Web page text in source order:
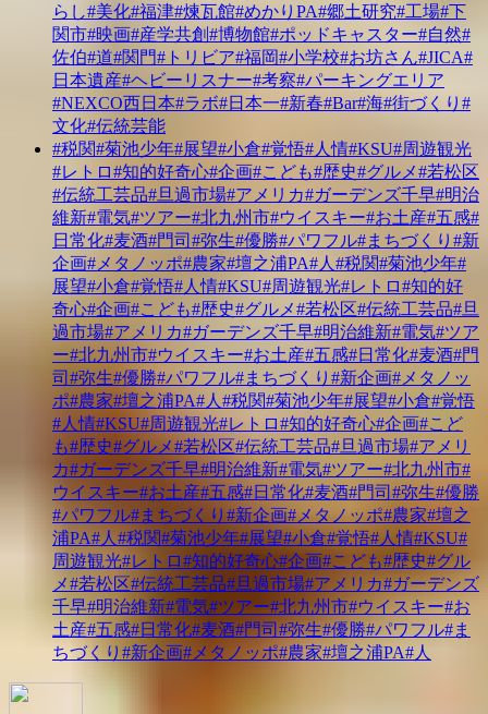
らし#美化#福津#煉瓦館#めかりPA#郷土研究#工場#下
関市#映画#産学共創#博物館#ポッドキャスター#自然#
佐伯#道#関門#トリビア#福岡#小学校#お坊さん#JICA#
日本遺産#ヘビーリスナー#考察#パーキングエリア
#NEXCO西日本#ラボ#日本一#新春#Bar#海#街づくり #
文化#伝統芸能
#税関#菊池少年#展望#小倉#覚悟#人情#KSU#周遊観光
#レトロ#知的好奇心#企画#こども#歴史#グルメ#若松区
#伝統工芸品#旦過市場#アメリカ#ガーデンズ千早#明治
維新#電気#ツアー#北九州市#ウイスキー#お土産#五感#
日常化#麦酒#門司 #弥生#優勝#パワフル#まちづくり #新
企画#メタノッポ#農家#壇之浦PA#人 #税関#菊池少年#
展望#小倉#覚悟#人情#KSU#周遊観光#レトロ#知的好
奇心#企画#こども#歴史#グルメ#若松区#伝統工芸品#旦
過市場#アメリカ#ガーデンズ千早#明治維新#電気#ツア
ー#北九州市#ウイスキー#お土産#五感#日常化#麦酒#門
司 #弥生#優勝#パワフル#まちづくり #新企画#メタノッ
ポ#農家#壇之浦PA#人 #税関#菊池少年#展望#小倉#覚悟
#人情#KSU#周遊観光#レトロ#知的好奇心#企画#こど
も#歴史#グルメ#若松区#伝統工芸品#旦過市場#アメリ
カ#ガーデンズ千早#明治維新#電気#ツアー#北九州市#
ウイスキー#お土産#五感#日常化#麦酒#門司 #弥生#優勝
#パワフル#まちづくり #新企画#メタノッポ#農家#壇之
浦PA#人 #税関#菊池少年#展望#小倉#覚悟#人情#KSU#
周遊観光#レトロ#知的好奇心#企画#こども#歴史#グル
メ#若松区#伝統工芸品#旦過市場#アメリカ#ガーデンズ
千早#明治維新#電気#ツアー#北九州市#ウイスキー#お
土産#五感#日常化#麦酒#門司 #弥生#優勝#パワフル#ま
ちづくり #新企画#メタノッポ#農家#壇之浦PA#人